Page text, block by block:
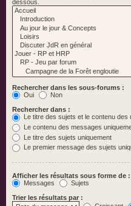
dessous.
Rechercher dans les sous-forums :
Oui
Non
Rechercher dans :
Le titre des sujets et le contenu des
Le contenu des messages
Le titre des sujets uniquement
Le premier message des sujets
Afficher les résultats sous forme de :
Messages
Sujets
Trier les résultats par :